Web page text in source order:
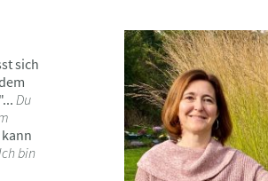
sich
Du
bin